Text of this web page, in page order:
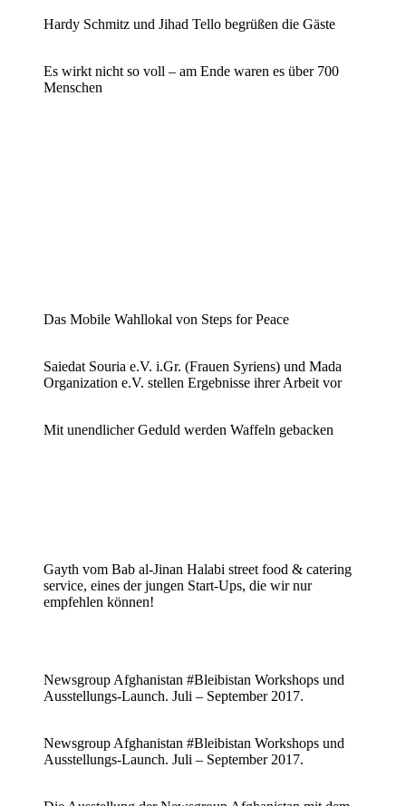
Hardy Schmitz und Jihad Tello begrüßen die Gäste
Es wirkt nicht so voll – am Ende waren es über 700
Menschen
Das Mobile Wahllokal von Steps for Peace
Saiedat Souria e.V. i.Gr. (Frauen Syriens) und Mada
Organization e.V. stellen Ergebnisse ihrer Arbeit vor
Mit unendlicher Geduld werden Waffeln gebacken
Gayth vom Bab al-Jinan Halabi street food & catering
service, eines der jungen Start-Ups, die wir nur
empfehlen können!
Newsgroup Afghanistan #Bleibistan Workshops und
Ausstellungs-Launch. Juli – September 2017.
Newsgroup Afghanistan #Bleibistan Workshops und
Ausstellungs-Launch. Juli – September 2017.